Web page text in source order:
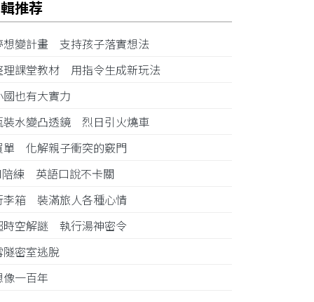
推荐
想變計畫 支持孩子落實想法
理課堂教材 用指令生成新玩法
國也有大實力
裝水變凸透鏡 烈日引火燒車
單 化解親子衝突的竅門
陪練 英語口說不卡關
李箱 裝滿旅人各種心情
時空解謎 執行湯神密令
隧密室逃脫
像一百年